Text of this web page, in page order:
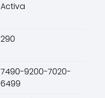
Activa
290
7490-9200-7020-
6499